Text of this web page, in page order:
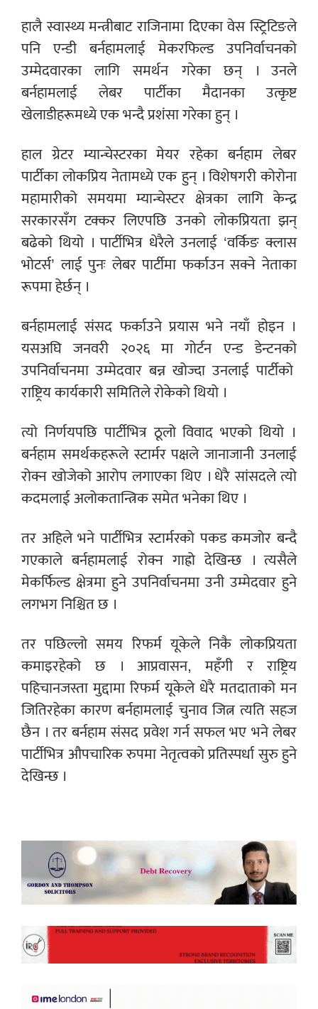
हालै स्वास्थ्य मन्त्रीबाट राजिनामा दिएका वेस स्ट्रिटिङले
पनि एन्डी बर्नहामलाई मेकरफिल्ड उपनिर्वाचनको
उम्मेदवारका लागि समर्थन गरेका छन् । उनले
बर्नहामलाई लेबर पार्टीका मैदानका उत्कृष्ट
खेलाडीहरूमध्ये एक भन्दै प्रशंसा गरेका हुन् ।
हाल ग्रेटर म्यान्चेस्टरका मेयर रहेका बर्नहाम लेबर
पार्टीका लोकप्रिय नेतामध्ये एक हुन् । विशेषगरी कोरोना
महामारीको समयमा म्यान्चेस्टर क्षेत्रका लागि केन्द्र
सरकारसँग टक्कर लिएपछि उनको लोकप्रियता झन्
बढेको थियो । पार्टीभित्र धेरैले उनलाई ‘वर्किङ क्लास
भोटर्स’ लाई पुनः लेबर पार्टीमा फर्काउन सक्ने नेताका
रूपमा हेर्छन् ।
बर्नहामलाई संसद फर्काउने प्रयास भने नयाँ होइन ।
यसअघि जनवरी २०२६ मा गोर्टन एन्ड डेन्टनको
उपनिर्वाचनमा उम्मेदवार बन्न खोज्दा उनलाई पार्टीको
राष्ट्रिय कार्यकारी समितिले रोकेको थियो ।
त्यो निर्णयपछि पार्टीभित्र ठूलो विवाद भएको थियो ।
बर्नहाम समर्थकहरूले स्टार्मर पक्षले जानाजानी उनलाई
रोक्न खोजेको आरोप लगाएका थिए । धेरै सांसदले त्यो
कदमलाई अलोकतान्त्रिक समेत भनेका थिए ।
तर अहिले भने पार्टीभित्र स्टार्मरको पकड कमजोर बन्दै
गएकाले बर्नहामलाई रोक्न गाह्रो देखिन्छ । त्यसैले
मेकर्फिल्ड क्षेत्रमा हुने उपनिर्वाचनमा उनी उम्मेदवार हुने
लगभग निश्चित छ ।
तर पछिल्लो समय रिफर्म यूकेले निकै लोकप्रियता
कमाइरहेको छ । आप्रवासन, महँगी र राष्ट्रिय
पहिचानजस्ता मुद्दामा रिफर्म यूकेले धेरै मतदाताको मन
जितिरहेका कारण बर्नहामलाई चुनाव जित्न त्यति सहज
छैन । तर बर्नहाम संसद प्रवेश गर्न सफल भए भने लेबर
पार्टीभित्र औपचारिक रुपमा नेतृत्वको प्रतिस्पर्धा सुरु हुने
देखिन्छ ।